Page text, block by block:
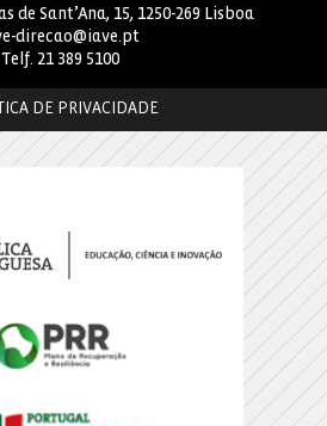
de Sant’Ana, 15, 1250-269 Lisboa
direcao@iave.pt
Telf. 21 389 5100
DE PRIVACIDADE